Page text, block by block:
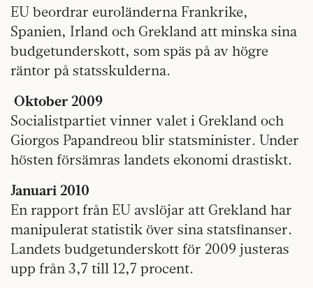
EU beordrar euroländerna Frankrike,
Spanien, Irland och Grekland att minska sina
budgetunderskott, som späs på av högre
räntor på statsskulderna.
Oktober 2009
Socialistpartiet vinner valet i Grekland och
Giorgos Papandreou blir statsminister. Under
hösten försämras landets ekonomi drastiskt.
Januari 2010
En rapport från EU avslöjar att Grekland har
manipulerat statistik över sina statsfinanser.
Landets budgetunderskott för 2009 justeras
upp från 3,7 till 12,7 procent.